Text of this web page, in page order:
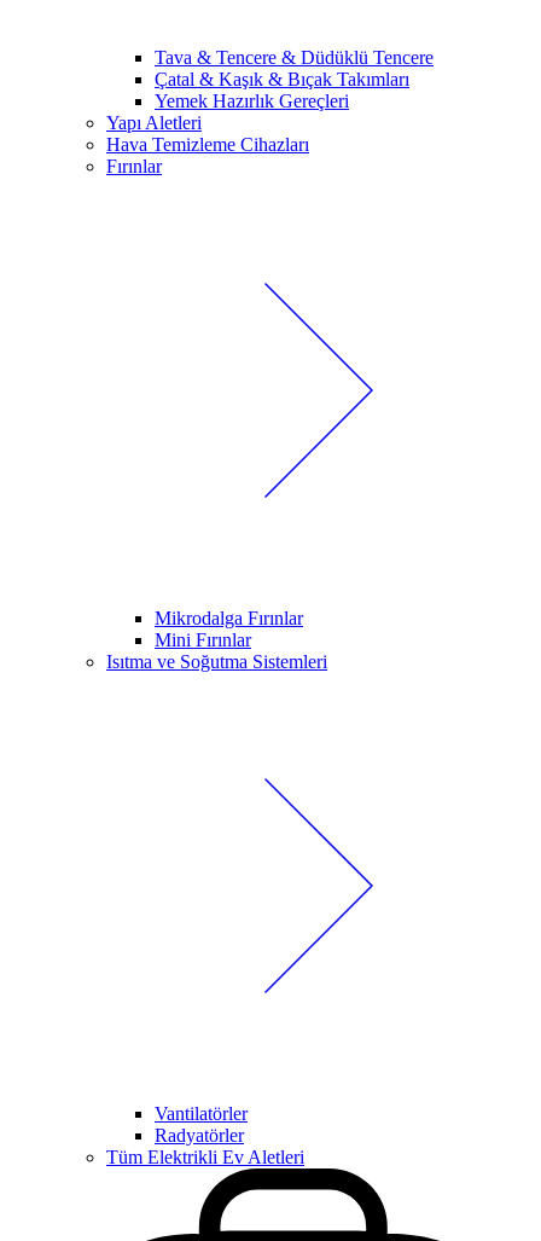
Tava & Tencere & Düdüklü Tencere
Çatal & Kaşık & Bıçak Takımları
Yemek Hazırlık Gereçleri
Yapı Aletleri
Hava Temizleme Cihazları
Fırınlar
Mikrodalga Fırınlar
Mini Fırınlar
Isıtma ve Soğutma Sistemleri
Vantilatörler
Radyatörler
Tüm Elektrikli Ev Aletleri